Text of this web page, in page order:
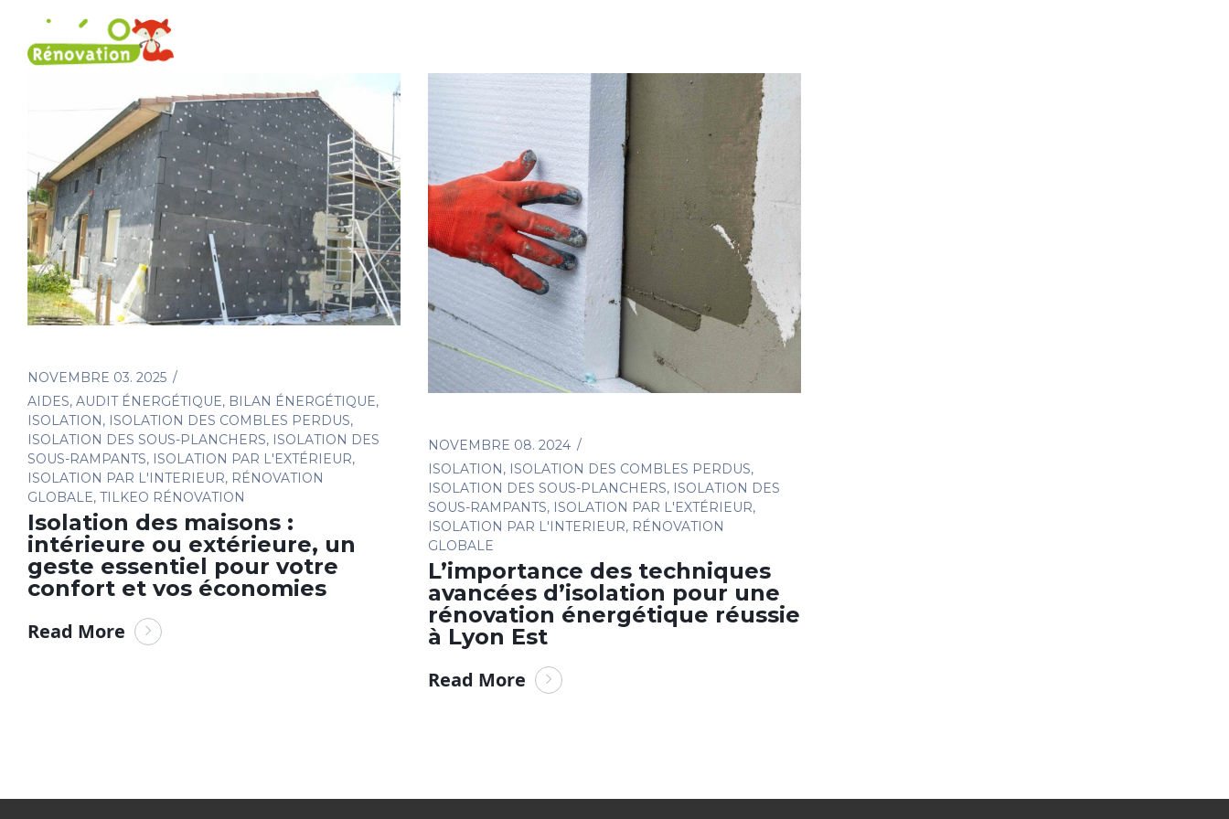
NOVEMBRE 03. 2025
AIDES, AUDIT ÉNERGÉTIQUE, BILAN ÉNERGÉTIQUE,
ISOLATION, ISOLATION DES COMBLES PERDUS,
ISOLATION DES SOUS-PLANCHERS, ISOLATION DES
SOUS-RAMPANTS, ISOLATION PAR L'EXTÉRIEUR,
ISOLATION PAR L'INTERIEUR, RÉNOVATION
GLOBALE, TILKEO RÉNOVATION
Isolation des maisons :
intérieure ou extérieure, un
geste essentiel pour votre
confort et vos économies
Read More
NOVEMBRE 08. 2024
ISOLATION, ISOLATION DES COMBLES PERDUS,
ISOLATION DES SOUS-PLANCHERS, ISOLATION DES
SOUS-RAMPANTS, ISOLATION PAR L'EXTÉRIEUR,
ISOLATION PAR L'INTERIEUR, RÉNOVATION
GLOBALE
L’importance des techniques
avancées d’isolation pour une
rénovation énergétique réussie
à Lyon Est
Read More